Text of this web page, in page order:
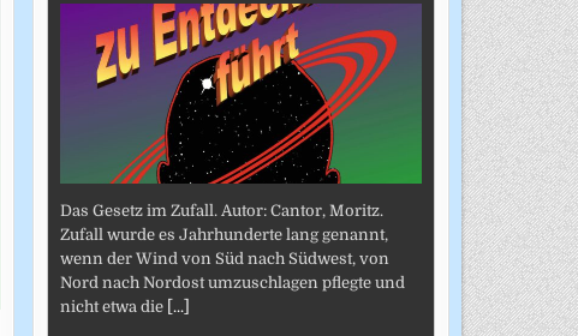
Das Gesetz im Zufall. Autor: Cantor, Moritz.
Zufall wurde es Jahrhunderte lang genannt,
wenn der Wind von Süd nach Südwest, von
Nord nach Nordost umzuschlagen pflegte und
nicht etwa die [...]